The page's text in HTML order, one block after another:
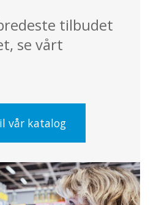
tilbudet
se vårt
vår katalog